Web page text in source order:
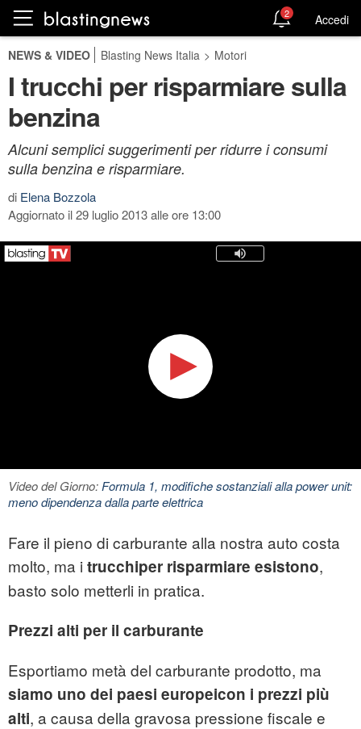
2 Accedi
NEWS & VIDEO Blasting News Italia > Motori
I trucchi per risparmiare sulla
benzina
Alcuni semplici suggerimenti per ridurre i consumi
sulla benzina e risparmiare.
di Elena Bozzola
Aggiornato il 29 luglio 2013 alle ore 13:00
Video del Giorno: Formula 1, modifiche sostanziali alla power unit:
meno dipendenza dalla parte elettrica
Fare il pieno di carburante alla nostra auto costa
molto, ma i trucchiper risparmiare esistono,
basto solo metterli in pratica.
Prezzi alti per il carburante
Esportiamo metà del carburante prodotto, ma
siamo uno dei paesi europeicon i prezzi più
alti, a causa della gravosa pressione fiscale e